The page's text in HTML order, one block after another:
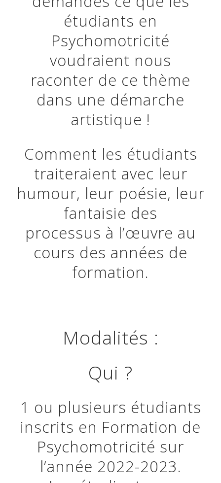
étudiants en
Psychomotricité
voudraient nous
raconter de ce thème
dans une démarche
artistique !
Comment les étudiants
traiteraient avec leur
humour, leur poésie, leur
fantaisie des
processus à l’œuvre au
cours des années de
formation.
Modalités :
Qui ?
1 ou plusieurs étudiants
inscrits en Formation de
Psychomotricité sur
l’année 2022-2023.